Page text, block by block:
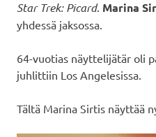
Star Trek: Picard. Marina
yhdessä jaksossa.
64-vuotias näyttelijätär oli
juhlittiin Los Angelesissa.
Tältä Marina Sirtis näyttää